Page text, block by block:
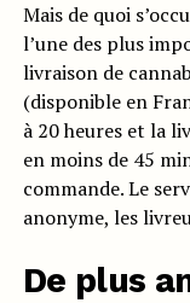
Mais de quoi
l’une des plus
livraison de
(disponible en
à 20 heures et la
en moins de 45
commande. Le
anonyme, les
De plus